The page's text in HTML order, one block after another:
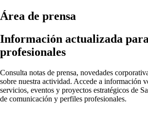
Área de prensa
Información actualizada
profesionales
Consulta notas de prensa, novedades
sobre nuestra actividad. Accede a información
servicios, eventos y proyectos estratégicos de
de comunicación y perfiles profesionales.